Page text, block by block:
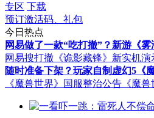
专区 下载
预订激活码、礼包
今日热点
网易做了一款“吃打撤”？新游《雾
网易搜打撤《诡影藏锋》新实机演
随时准备下架？玩家自制虚幻5《
《魔兽世界》国服整治公告 《魔